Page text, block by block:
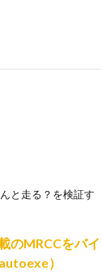
と走る？を検証す
のMRCCをバイ
）